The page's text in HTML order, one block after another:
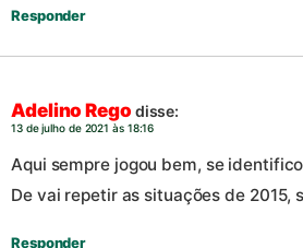
Responder
Adelino Rego disse:
13 de julho de 2021 às 18:16
Aqui sempre jogou bem, se
De vai repetir as situações de 2015,
Responder